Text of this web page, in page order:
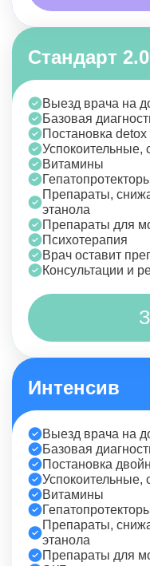
Стандарт 2.0
Выезд врача на
Базовая
Постановка
Успокоительные,
Витамины
Препараты,
этанола
Препараты для
Психотерапия
Врач оставит
Консультации и
Интенсив
Выезд врача на
Базовая
Постановка
Успокоительные,
Витамины
Препараты,
этанола
Препараты для